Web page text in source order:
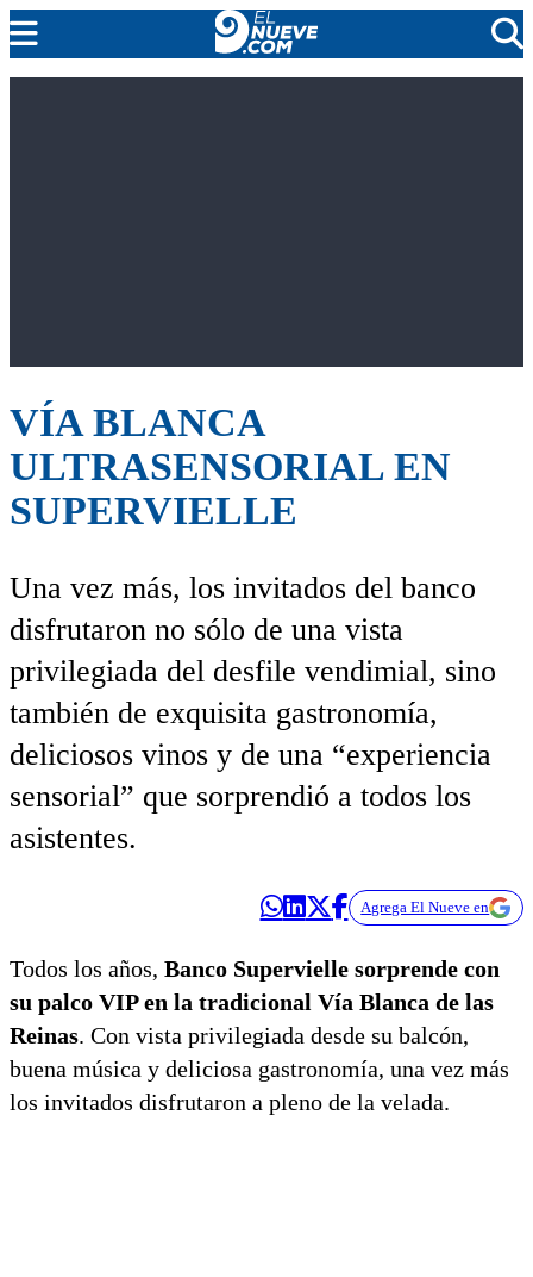
VÍA BLANCA
ULTRASENSORIAL EN
SUPERVIELLE
Una vez más, los invitados del banco
disfrutaron no sólo de una vista
privilegiada del desfile vendimial, sino
también de exquisita gastronomía,
deliciosos vinos y de una “experiencia
sensorial” que sorprendió a todos los
asistentes.
Agrega El Nueve en
Todos los años, Banco Supervielle sorprende con
su palco VIP en la tradicional Vía Blanca de las
Reinas. Con vista privilegiada desde su balcón,
buena música y deliciosa gastronomía, una vez más
los invitados disfrutaron a pleno de la velada.